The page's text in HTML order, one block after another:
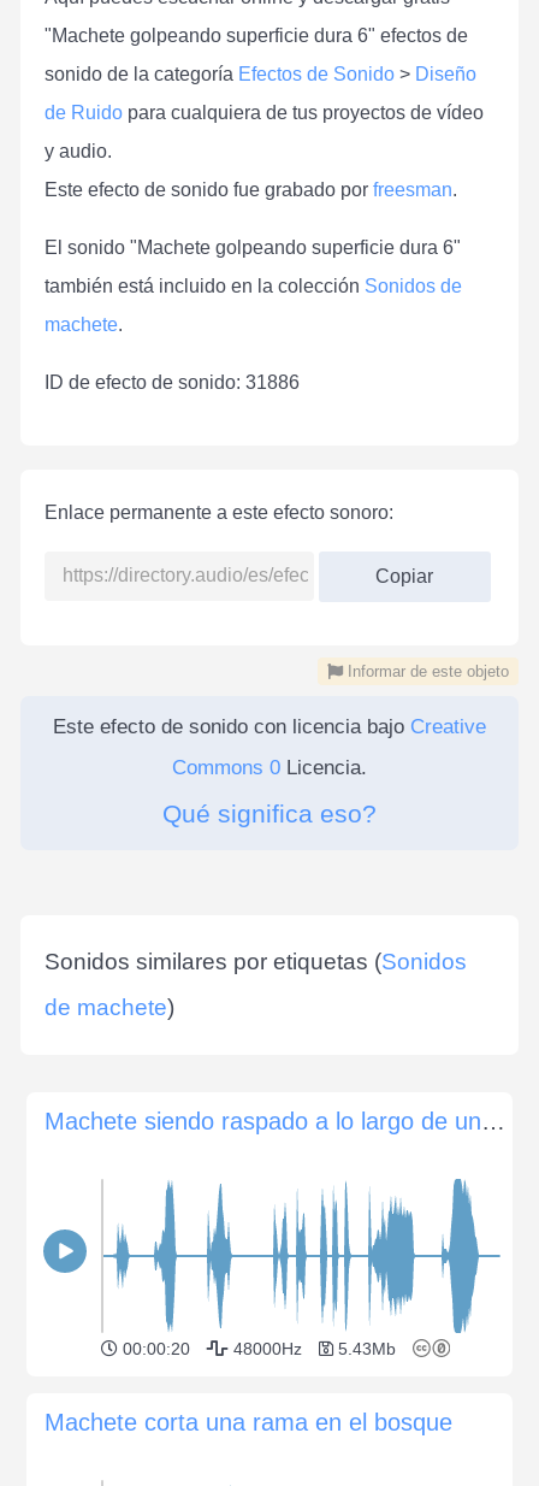
"Machete golpeando superficie dura 6" efectos de
sonido de la categoría Efectos de Sonido > Diseño
de Ruido para cualquiera de tus proyectos de vídeo
y audio.
Este efecto de sonido fue grabado por freesman.
El sonido "Machete golpeando superficie dura 6"
también está incluido en la colección Sonidos de
machete.
ID de efecto de sonido: 31886
Enlace permanente a este efecto sonoro:
Copiar
Informar de este objeto
Este efecto de sonido con licencia bajo Creative
Commons 0 Licencia.
Qué significa eso?
Sonidos similares por etiquetas (Sonidos
de machete)
Machete siendo raspado a lo largo de un bloque de hormigón
00:00:20 48000Hz 5.43Mb
Machete corta una rama en el bosque